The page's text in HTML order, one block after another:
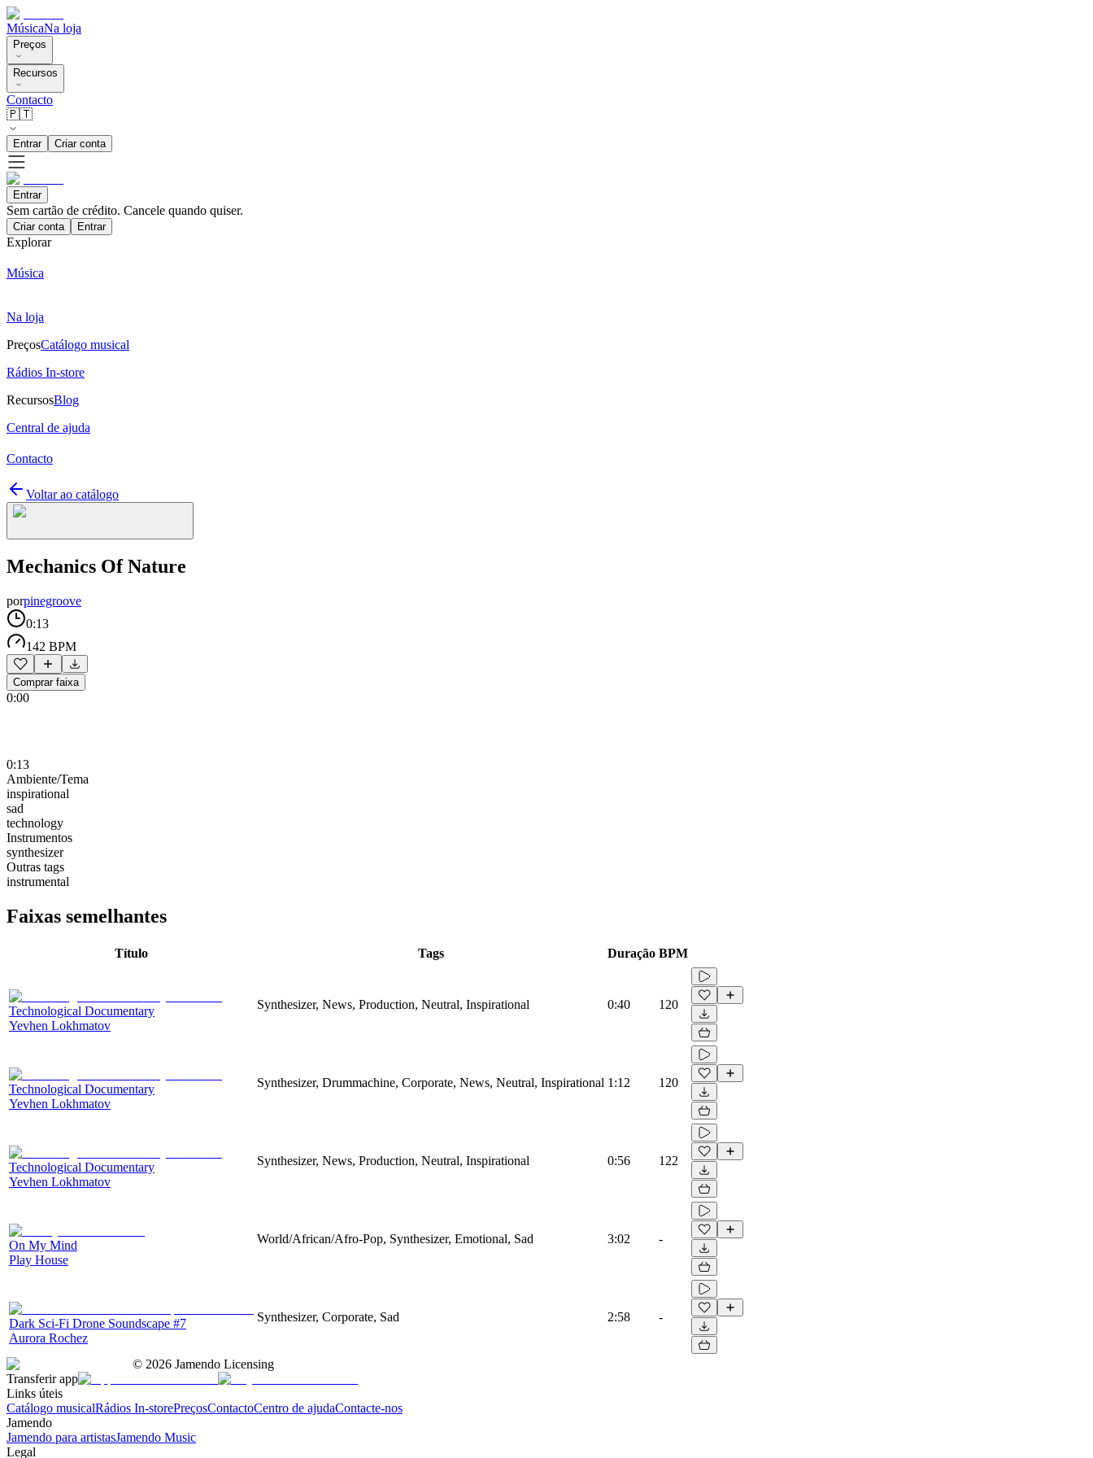
MúsicaNa loja
Preços
Recursos
Contacto
🇵🇹
Entrar Criar conta
Entrar
Sem cartão de crédito. Cancele quando quiser.
Criar conta Entrar
Explorar
Música
Na loja
PreçosCatálogo musical
Rádios In-store
RecursosBlog
Central de ajuda
Contacto
Voltar ao catálogo
Mechanics Of Nature
porpinegroove
0:13
142 BPM
Comprar faixa
0:00
0:13
Ambiente/Tema
inspirational
sad
technology
Instrumentos
synthesizer
Outras tags
instrumental
Faixas semelhantes
Título Tags Duração BPM
Technological Documentary
Yevhen Lokhmatov
Synthesizer, News, Production, Neutral, Inspirational 0:40 120
Technological Documentary
Yevhen Lokhmatov
Synthesizer, Drummachine, Corporate, News, Neutral, Inspirational 1:12 120
Technological Documentary
Yevhen Lokhmatov
Synthesizer, News, Production, Neutral, Inspirational 0:56 122
On My Mind
Play House
World/African/Afro-Pop, Synthesizer, Emotional, Sad 3:02 -
Dark Sci-Fi Drone Soundscape #7
Aurora Rochez
Synthesizer, Corporate, Sad 2:58 -
© 2026 Jamendo Licensing
Transferir app
Links úteis
Catálogo musicalRádios In-storePreçosContactoCentro de ajudaContacte-nos
Jamendo
Jamendo para artistasJamendo Music
Legal